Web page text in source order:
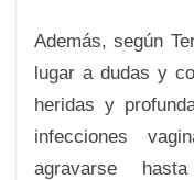
Además, según
lugar a dudas y
heridas y
infecciones
agravarse